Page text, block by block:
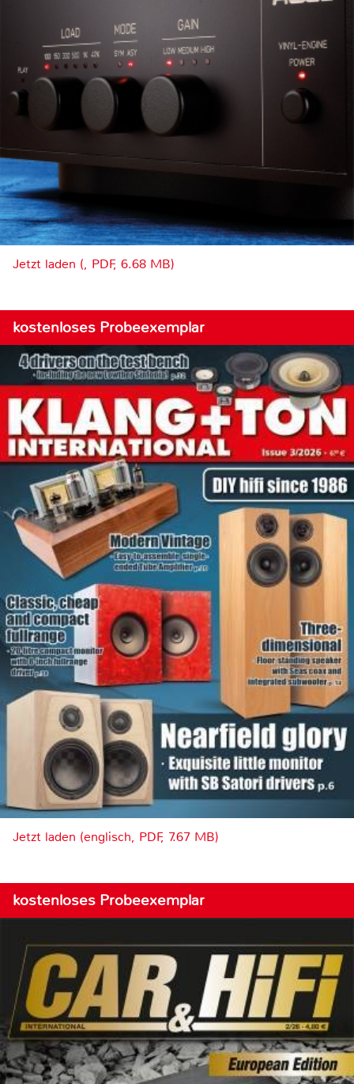
Jetzt laden (, PDF, 6.68 MB)
kostenloses Probeexemplar
Jetzt laden (englisch, PDF, 7.67 MB)
kostenloses Probeexemplar